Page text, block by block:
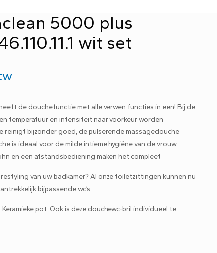
5000 plus
wit set
de douchefunctie met alle verwen functies in een! Bij de
temperatuur en intensiteit naar voorkeur worden
reinigt bijzonder goed, de pulserende massagedouche
is ideaal voor de milde intieme hygiëne van de vrouw.
en een afstandsbediening maken het compleet
van uw badkamer? Al onze toiletzittingen kunnen nu
bijpassende wc’s.
pot. Ook is deze douchewc-bril individueel te